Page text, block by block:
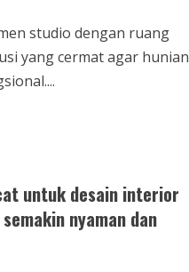
studio dengan ruang
yang cermat agar hunian
untuk desain interior
nyaman dan